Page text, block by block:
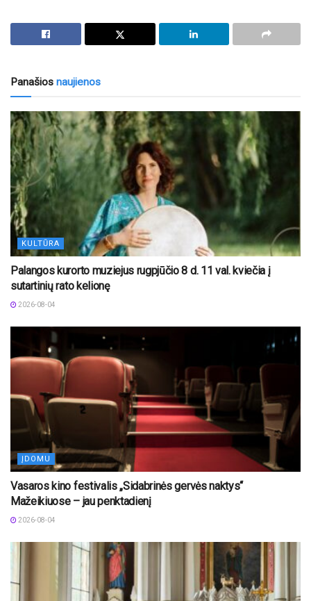
Panašios naujienos
KULTŪRA
Palangos kurorto muziejus rugpjūčio 8 d. 11 val. kviečia į
sutartinių rato kelionę
2026-08-04
ĮDOMU
Vasaros kino festivalis „Sidabrinės gervės naktys“
Mažeikiuose – jau penktadienį
2026-08-04